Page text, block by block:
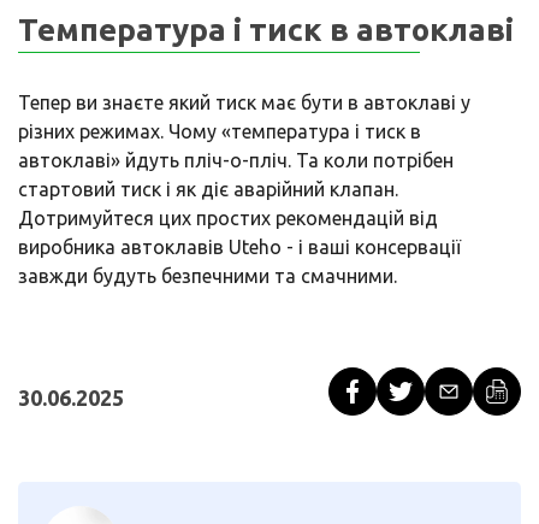
Температура і тиск в автоклаві
Тепер ви знаєте який тиск має бути в автоклаві у
різних режимах. Чому «температура і тиск в
автоклаві» йдуть пліч-о-пліч. Та коли потрібен
стартовий тиск і як діє аварійний клапан.
Дотримуйтеся цих простих рекомендацій від
виробника автоклавів Uteho - і ваші консервації
завжди будуть безпечними та смачними.
30.06.2025